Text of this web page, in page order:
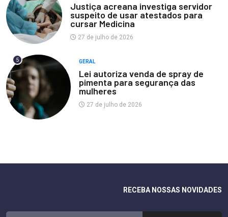
Justiça acreana investiga servidor
suspeito de usar atestados para
cursar Medicina
27 de julho de 2026
5 GERAL
Lei autoriza venda de spray de
pimenta para segurança das
mulheres
27 de julho de 2026
RECEBA NOSSAS NOVIDADES